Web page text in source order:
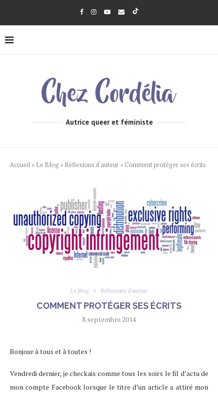
Autrice queer et féministe
Accueil » Le Blog » Réflexions d'auteur » Comment protéger ses écrits
Le Blog Réflexions d'auteur
COMMENT PROTÉGER SES ÉCRITS
8 septembre 2014
Bonjour à tous et à toutes !
Vendredi dernier, je checkais comme tous les soirs le fil d’actu de
mon compte Facebook lorsque le titre d’un article a attiré mon